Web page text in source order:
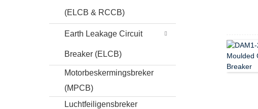
(ELCB & RCCB)
Earth Leakage Circuit
Breaker (ELCB)
Motorbeskermingsbreker
(MPCB)
Luchtfeiligensbreker